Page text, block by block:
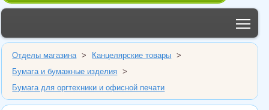
Отделы магазина > Канцелярские товары
>
Бумага и бумажные изделия
>
Бумага для оргтехники и офисной печати